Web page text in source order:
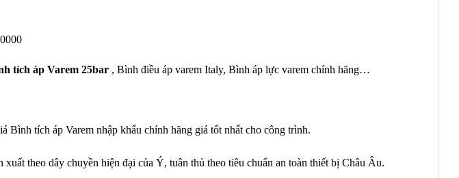
tích áp Varem 25bar , Bình điều áp varem Italy, Bình áp lực varem chính hãng…
Bình tích áp Varem nhập khẩu chính hãng giá tốt nhất cho công trình.
theo dây chuyền hiện đại của Ý, tuân thủ theo tiêu chuẩn an toàn thiết bị Châu Âu.